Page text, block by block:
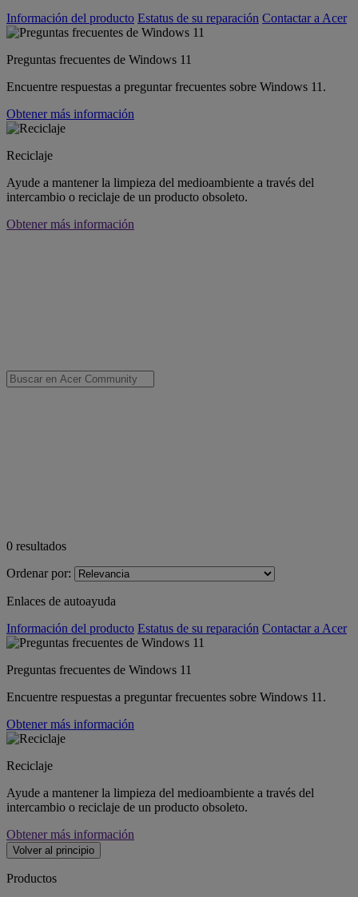
Información del producto Estatus de su reparación Contactar a Acer
Preguntas frecuentes de Windows 11
Encuentre respuestas a preguntar frecuentes sobre Windows 11.
Obtener más información
Reciclaje
Ayude a mantener la limpieza del medioambiente a través del
intercambio o reciclaje de un producto obsoleto.
Obtener más información
0 resultados
Ordenar por:
Enlaces de autoayuda
Información del producto Estatus de su reparación Contactar a Acer
Preguntas frecuentes de Windows 11
Encuentre respuestas a preguntar frecuentes sobre Windows 11.
Obtener más información
Reciclaje
Ayude a mantener la limpieza del medioambiente a través del
intercambio o reciclaje de un producto obsoleto.
Obtener más información
Volver al principio
Productos